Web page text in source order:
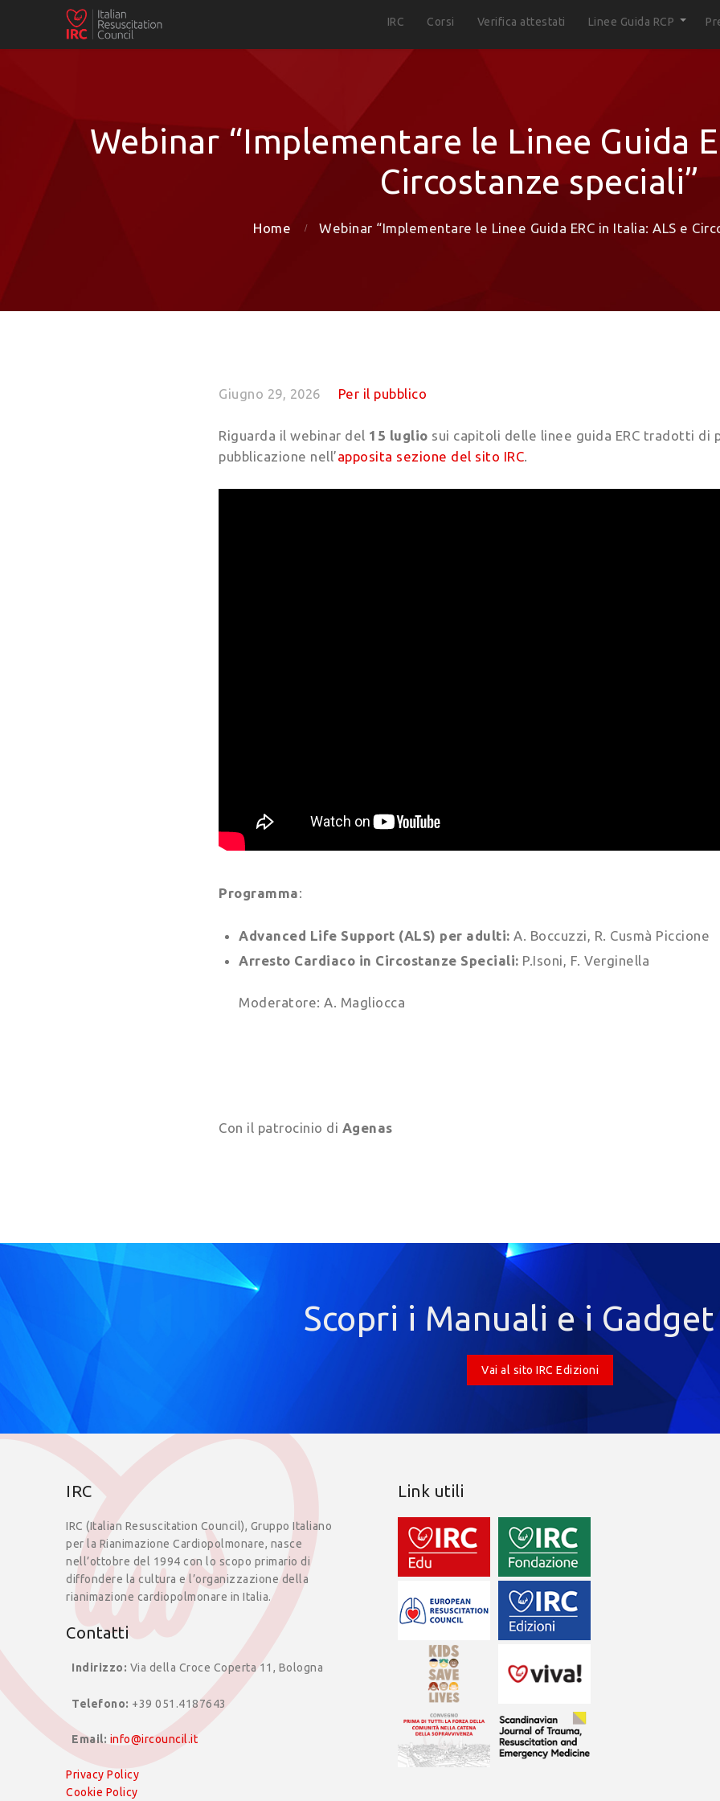
IRC Corsi Verifica attestati Linee Guida RCP
Webinar “Implementare le Linee Guida
Circostanze speciali”
Home Webinar “Implementare le Linee Guida ERC in Italia: ALS e
Giugno 29, 2026 Per il pubblico
Riguarda il webinar del 15 luglio sui capitoli delle linee guida ERC tradotti di
pubblicazione nell’apposita sezione del sito IRC.
Programma:
Advanced Life Support (ALS) per adulti: A. Boccuzzi, R. Cusmà Piccione
Arresto Cardiaco in Circostanze Speciali: P.Isoni, F. Verginella
Moderatore: A. Magliocca
Con il patrocinio di Agenas
Scopri i Manuali e i Gadget
Vai al sito IRC Edizioni
IRC
IRC (Italian Resuscitation Council), Gruppo Italiano
per la Rianimazione Cardiopolmonare, nasce
nell’ottobre del 1994 con lo scopo primario di
diffondere la cultura e l’organizzazione della
rianimazione cardiopolmonare in Italia.
Contatti
Indirizzo: Via della Croce Coperta 11, Bologna
Telefono: +39 051.4187643
Email: info@ircouncil.it
Privacy Policy
Cookie Policy
Link utili